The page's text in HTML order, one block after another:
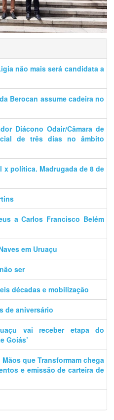
não mais será candidata a
Berocan assume cadeira no
Diácono Odair/Câmara de
de três dias no âmbito
x política. Madrugada de 8 de
a Carlos Francisco Belém
em Uruaçu
ser
décadas e mobilização
de aniversário
vai receber etapa do
Goiás’
que Transformam chega
e emissão de carteira de